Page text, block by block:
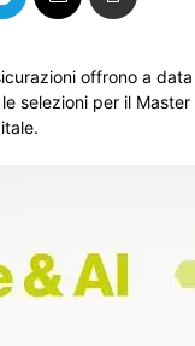
offrono a
selezioni per il